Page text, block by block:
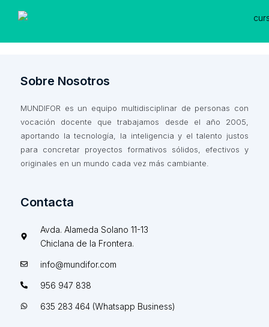
Sobre Nosotros
MUNDIFOR es un equipo multidisciplinar de personas con
vocación docente que trabajamos desde el año 2005,
aportando la tecnología, la inteligencia y el talento justos
para concretar proyectos formativos sólidos, efectivos y
originales en un mundo cada vez más cambiante.
Contacta
Avda. Alameda Solano 11-13
Chiclana de la Frontera.
info@mundifor.com
956 947 838
635 283 464 (Whatsapp Business)